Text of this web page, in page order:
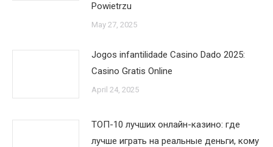
Powietrzu
May 27, 2025
Jogos infantilidade Casino Dado 2025:
Casino Gratis Online
April 24, 2025
ТОП-10 лучших онлайн-казино: где
лучше играть на реальные деньги, кому